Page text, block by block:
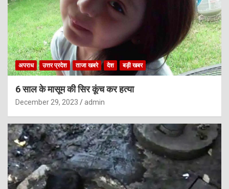
अपराध उत्तर प्रदेश ताजा खबरे देश बड़ी खबर
6 साल के मासूम की सिर कूंच कर हत्या
December 29, 2023 admin